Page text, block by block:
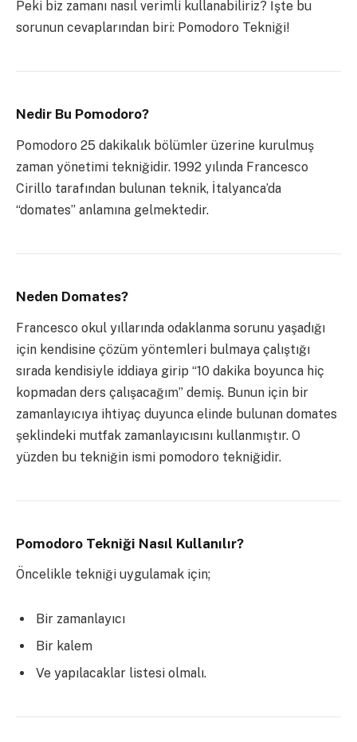
Peki biz zamanı nasıl verimli kullanabiliriz? İşte bu
sorunun cevaplarından biri: Pomodoro Tekniği!
Nedir Bu Pomodoro?
Pomodoro 25 dakikalık bölümler üzerine kurulmuş
zaman yönetimi tekniğidir. 1992 yılında Francesco
Cirillo tarafından bulunan teknik, İtalyanca’da
“domates” anlamına gelmektedir.
Neden Domates?
Francesco okul yıllarında odaklanma sorunu yaşadığı
için kendisine çözüm yöntemleri bulmaya çalıştığı
sırada kendisiyle iddiaya girip “10 dakika boyunca hiç
kopmadan ders çalışacağım” demiş. Bunun için bir
zamanlayıcıya ihtiyaç duyunca elinde bulunan domates
şeklindeki mutfak zamanlayıcısını kullanmıştır. O
yüzden bu tekniğin ismi pomodoro tekniğidir.
Pomodoro Tekniği Nasıl Kullanılır?
Öncelikle tekniği uygulamak için;
Bir zamanlayıcı
Bir kalem
Ve yapılacaklar listesi olmalı.